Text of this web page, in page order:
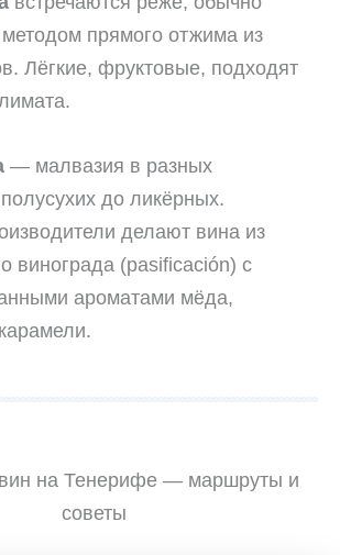
прямого отжима из
Лёгкие, фруктовые, подходят
— малвазия в разных
до ликёрных.
делают вина из
винограда (pasificación) с
ароматами мёда,
вин на Тенерифе — маршруты и
советы